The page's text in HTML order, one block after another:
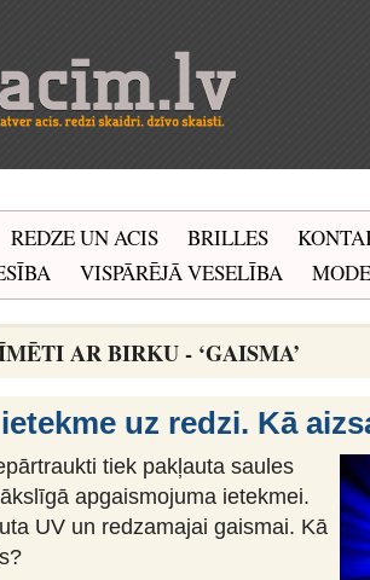
REDZE UN ACIS BRILLES
VISPĀRĒJĀ VESELĪBA MODE
AR BIRKU - ‘GAISMA’
uz redzi. Kā
tiek pakļauta saules
apgaismojuma ietekmei.
UV un redzamajai gaismai. Kā